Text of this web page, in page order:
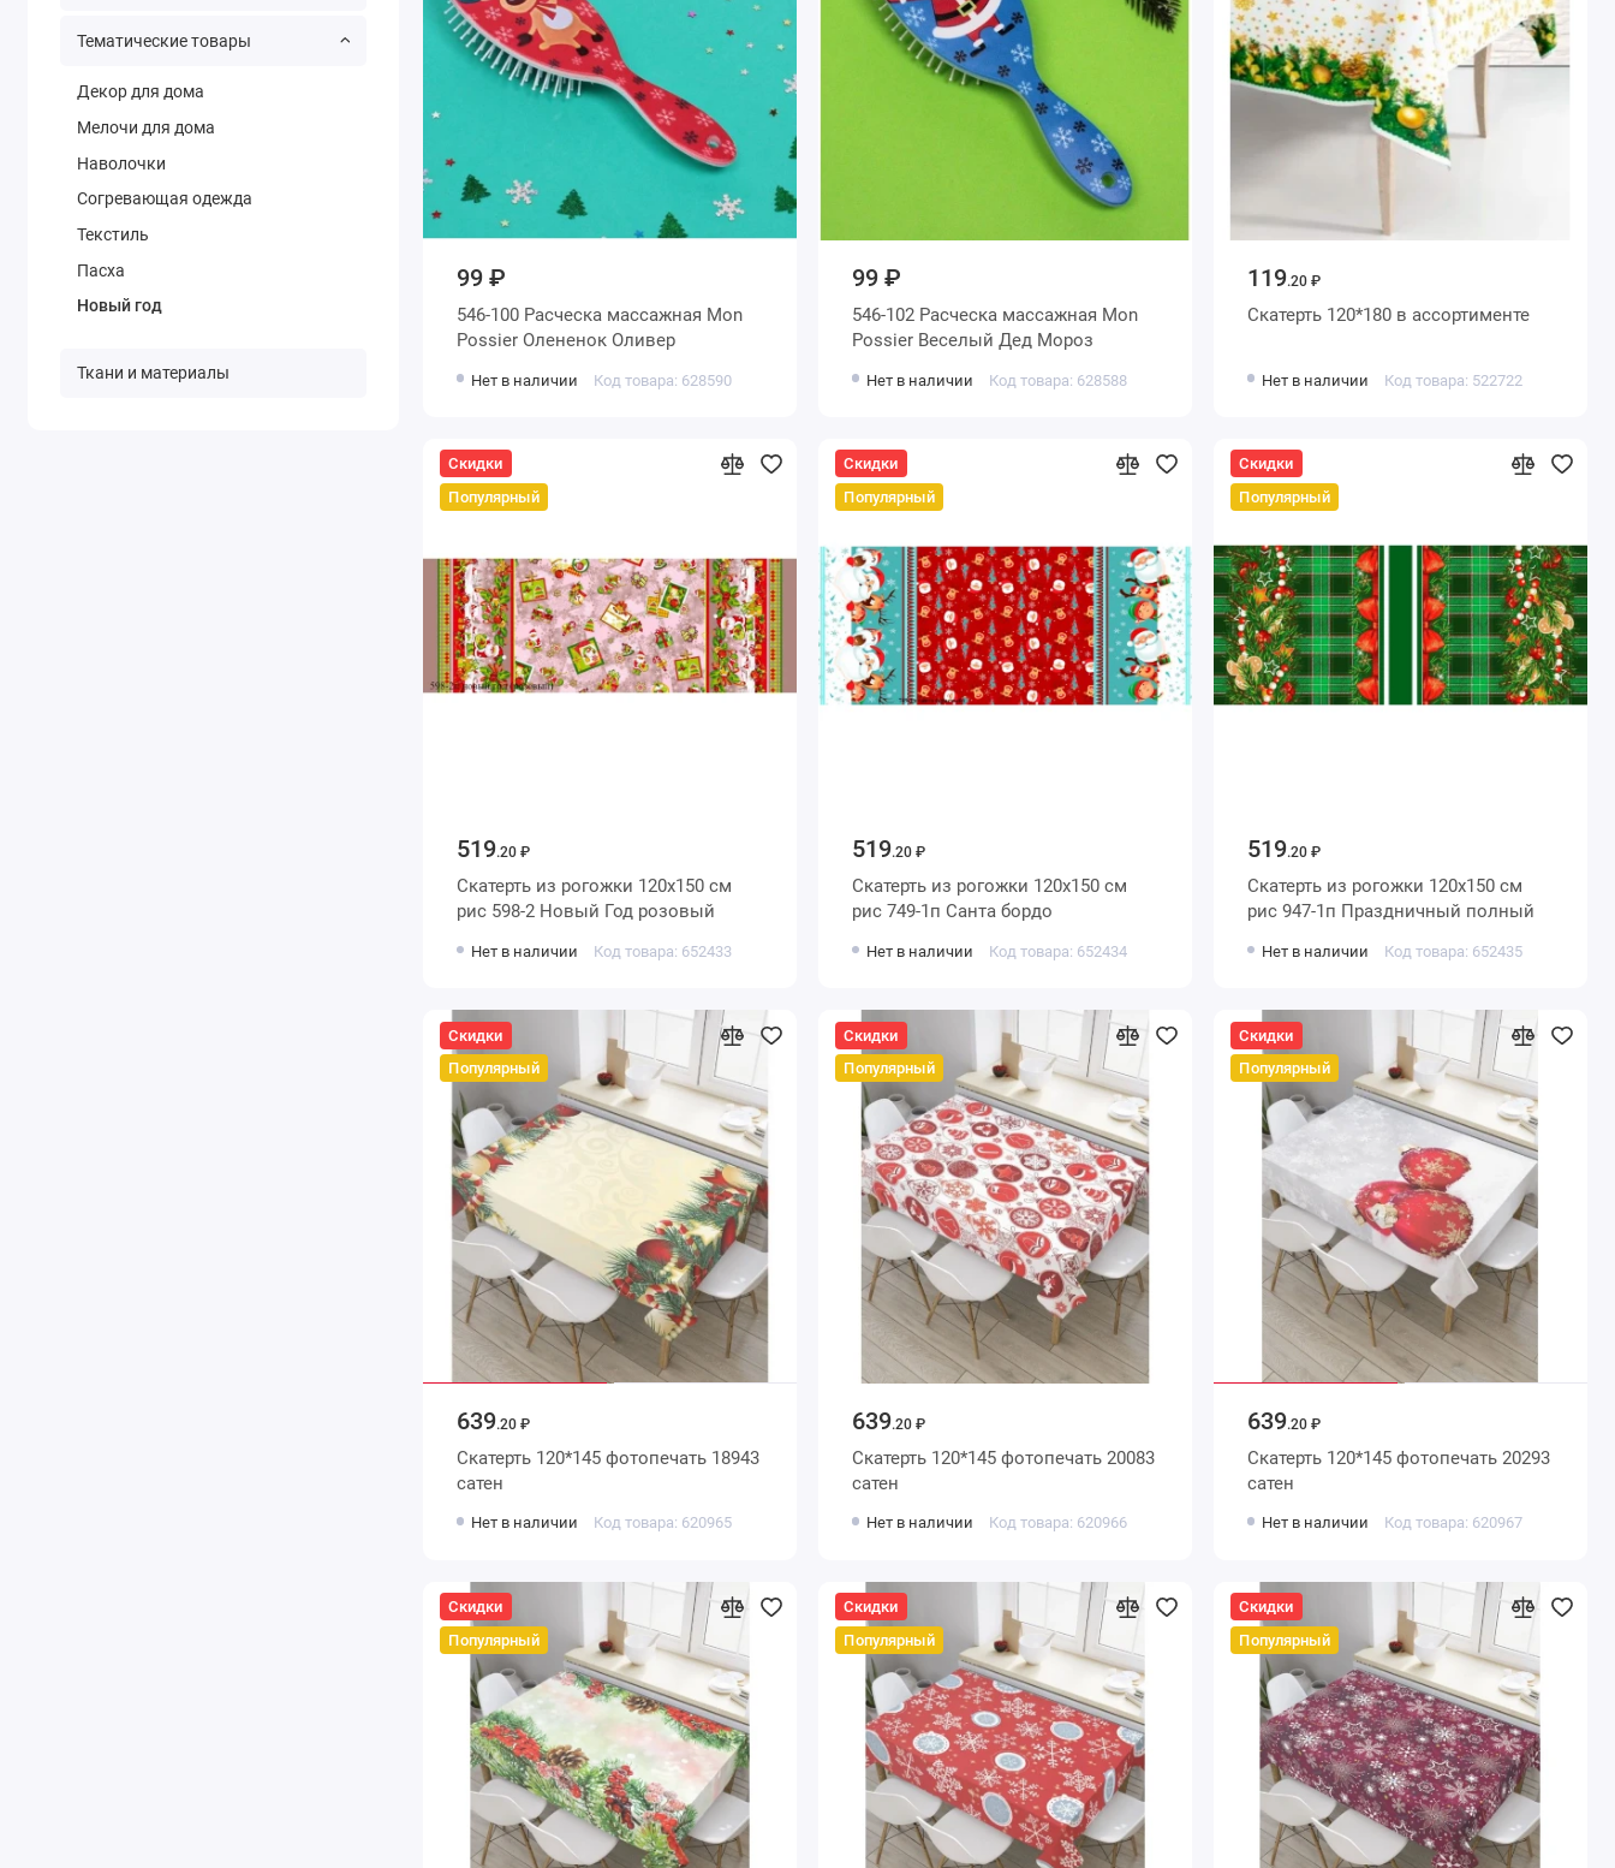
Тематические товары
Декор для дома
Мелочи для дома
Наволочки
Согревающая одежда
Текстиль
Пасха
Новый год
Ткани и материалы
99 ₽
546-100 Расческа массажная Mon
Possier Олененок Оливер
Нет в наличии Код товара: 628590
99 ₽
546-102 Расческа массажная Mon
Possier Веселый Дед Мороз
Нет в наличии Код товара: 628588
119.20 ₽
Скатерть 120*180 в ассортименте
Нет в наличии Код товара: 522722
Скидки
Популярный
519.20 ₽
Скатерть из рогожки 120х150 см
рис 598-2 Новый Год розовый
Нет в наличии Код товара: 652433
Скидки
Популярный
519.20 ₽
Скатерть из рогожки 120х150 см
рис 749-1п Санта бордо
Нет в наличии Код товара: 652434
Скидки
Популярный
519.20 ₽
Скатерть из рогожки 120х150 см
рис 947-1п Праздничный полный
Нет в наличии Код товара: 652435
Скидки
Популярный
639.20 ₽
Скатерть 120*145 фотопечать 18943
сатен
Нет в наличии Код товара: 620965
Скидки
Популярный
639.20 ₽
Скатерть 120*145 фотопечать 20083
сатен
Нет в наличии Код товара: 620966
Скидки
Популярный
639.20 ₽
Скатерть 120*145 фотопечать 20293
сатен
Нет в наличии Код товара: 620967
Скидки
Популярный
Скидки
Популярный
Скидки
Популярный